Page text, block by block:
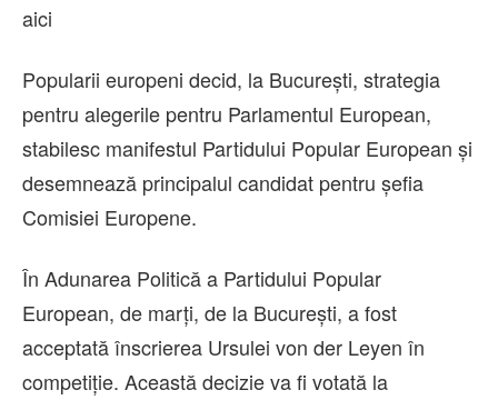
aici
Popularii europeni decid, la București, strategia
pentru alegerile pentru Parlamentul European,
stabilesc manifestul Partidului Popular European şi
desemnează principalul candidat pentru şefia
Comisiei Europene.
În Adunarea Politică a Partidului Popular
European, de marţi, de la Bucureşti, a fost
acceptată înscrierea Ursulei von der Leyen în
competiţie. Această decizie va fi votată la